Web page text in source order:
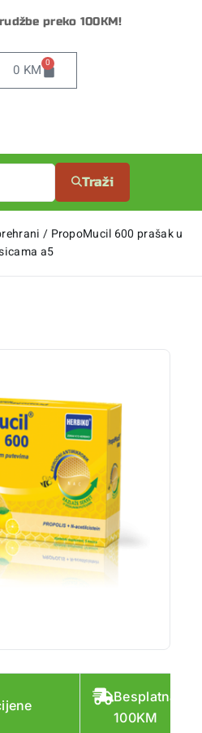
preko 100KM!
0 KM 0
Traži
/ PropoMucil 600 prašak u
a5
Besplatna
100KM